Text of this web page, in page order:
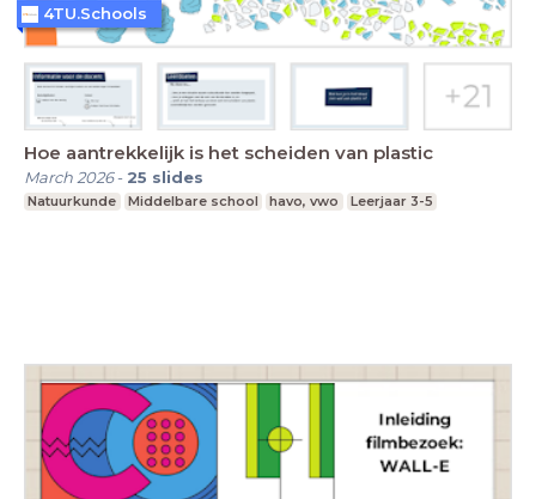
Hoe aantrekkelijk is het scheiden van plastic
March 2026- 25 slides
Natuurkunde Middelbare school havo, vwo Leerjaar 3-5
4TU.Schools